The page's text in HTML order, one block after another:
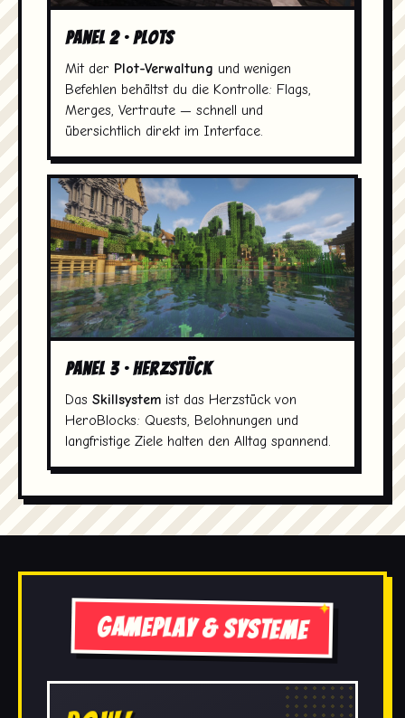
Panel 2 · Plots
Mit der Plot-Verwaltung und wenigen
Befehlen behältst du die Kontrolle: Flags,
Merges, Vertraute — schnell und
übersichtlich direkt im Interface.
Panel 3 · Herzstück
Das Skillsystem ist das Herzstück von
HeroBlocks: Quests, Belohnungen und
langfristige Ziele halten den Alltag spannend.
Gameplay & Systeme